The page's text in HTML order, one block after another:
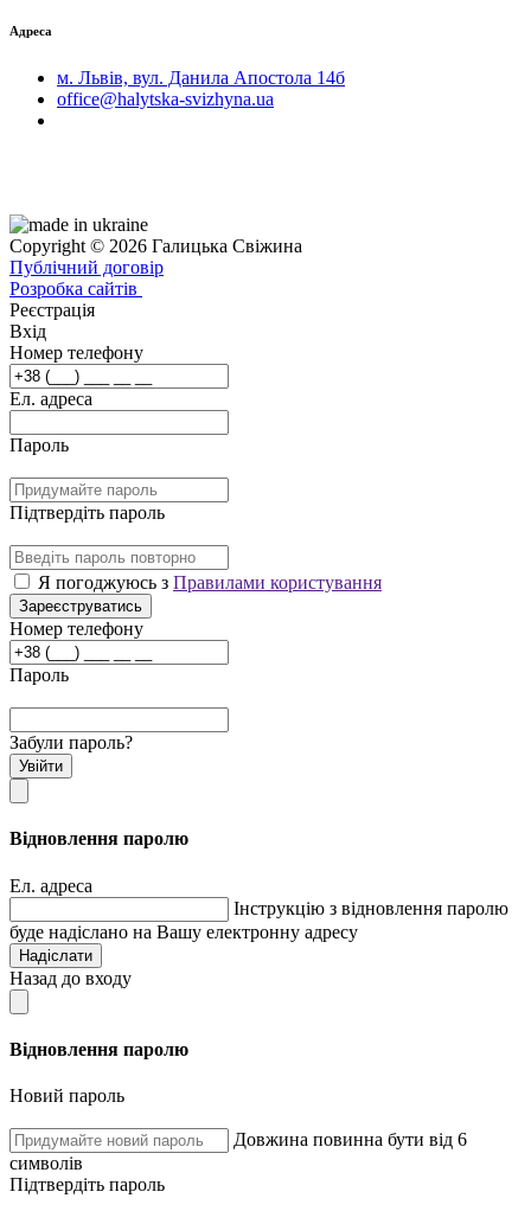
Адреса
м. Львів, вул. Данила Апостола 14б
office@halytska-svizhyna.ua
Copyright © 2026 Галицька Свіжина
Публічний договір
Розробка сайтів
Реєстрація
Вхід
Номер телефону
Ел. адреса
Пароль
Підтвердіть пароль
Я погоджуюсь з Правилами користування
Зареєструватись
Номер телефону
Пароль
Забули пароль?
Увійти
Відновлення паролю
Ел. адреса
Інструкцію з відновлення паролю
буде надіслано на Вашу електронну адресу
Надіслати
Назад до входу
Відновлення паролю
Новий пароль
Довжина повинна бути від 6
символів
Підтвердіть пароль